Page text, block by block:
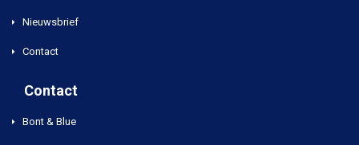
Nieuwsbrief
Contact
Contact
Bont & Blue